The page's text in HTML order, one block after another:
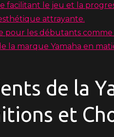
facilitant le jeu et la
attrayante.
pour les débutants
la marque Yamaha en
de la
et